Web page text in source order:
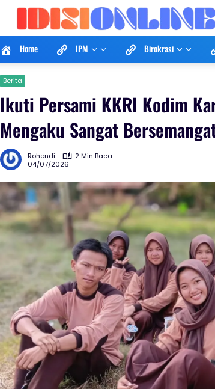
Home IPM Birokrasi
Berita
Ikuti Persami KKRI Kodim
Mengaku Sangat
Rohendi
2 Min Baca
04/07/2026